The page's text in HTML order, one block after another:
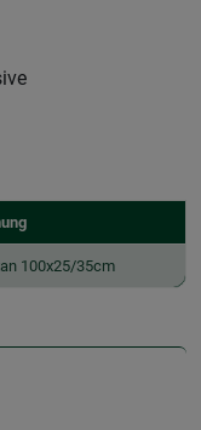
100x25/35cm